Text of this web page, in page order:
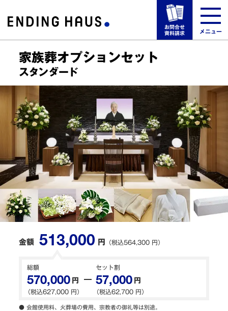
お問合せ
資料請求
メニュー
選ばれる理由
葬儀場一覧
葬儀プラン・料金
葬儀の事例・お客様の声
事前の相談・手順・方法
来館予約
よくある質問
お得な割引
家族葬オプションセット
スタンダード
金額 513,000 円 （税込564,300 円）
総額
570,000 円
（税込627,000 円）
セット割
57,000 円
（税込62,700 円）
● 会館使用料、火葬場の費用、宗教者の御礼等は別途。